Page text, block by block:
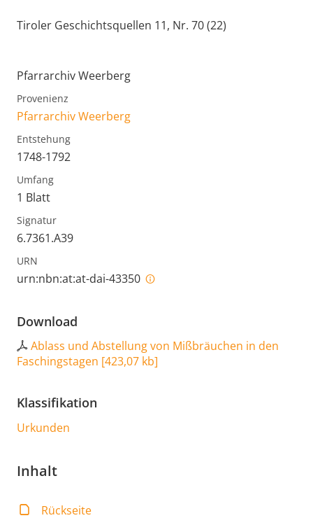
Tiroler Geschichtsquellen 11, Nr. 70 (22)
Pfarrarchiv Weerberg
Provenienz
Pfarrarchiv Weerberg
Entstehung
1748-1792
Umfang
1 Blatt
Signatur
6.7361.A39
URN
urn:nbn:at:at-dai-43350
Download
Ablass und Abstellung von Mißbräuchen in den
Faschingstagen [423,07 kb]
Klassifikation
Urkunden
Inhalt
Rückseite